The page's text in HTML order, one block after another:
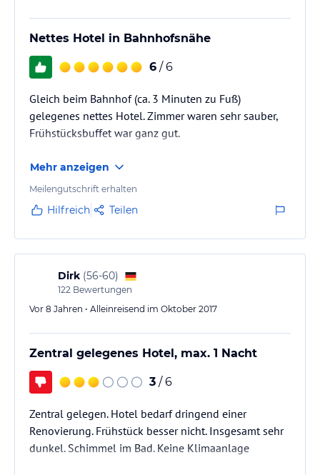
Nettes Hotel in Bahnhofsnähe
6 / 6
Gleich beim Bahnhof (ca. 3 Minuten zu Fuß)
gelegenes nettes Hotel. Zimmer waren sehr sauber,
Frühstücksbuffet war ganz gut.
Mehr anzeigen
Meilengutschrift erhalten
Hilfreich Teilen
Dirk (56-60)
122 Bewertungen
Vor 8 Jahren • Alleinreisend im Oktober 2017
Zentral gelegenes Hotel, max. 1 Nacht
3 / 6
Zentral gelegen. Hotel bedarf dringend einer
Renovierung. Frühstück besser nicht. Insgesamt sehr
dunkel. Schimmel im Bad. Keine Klimaanlage